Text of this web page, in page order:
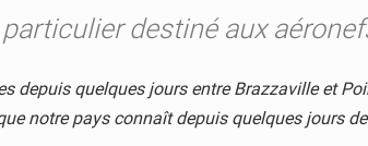
destiné aux
depuis quelques jours entre Brazzaville et
notre pays connaît depuis quelques jours